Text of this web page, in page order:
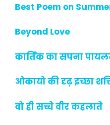
Best Poem on
Beyond Love
कार्तिक का सपना
ओकायो की दृढ़ इच्छा
वो ही सच्चे वीर कहलाते